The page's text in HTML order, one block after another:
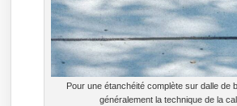
Pour une étanchéité complète sur dalle de
généralement la technique de la